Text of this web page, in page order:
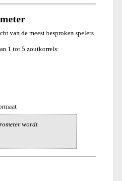
van de meest besproken spelers
1 tot 5 zoutkorrels:
wordt